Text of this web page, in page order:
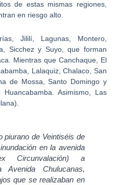
de estas mismas regiones,
en riesgo alto.
Jililí, Lagunas, Montero,
Sicchez y Suyo, que forman
Mientras que Canchaque, El
Lalaquiz, Chalaco, San
de Mossa, Santo Domingo y
Asimismo, Las
piurano de Veintiséis de
en la avenida
a
Avenida Chulucanas,
que se realizaban en